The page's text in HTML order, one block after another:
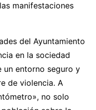
manifestaciones
del Ayuntamiento
en la sociedad
un entorno seguro y
de violencia. A
no solo